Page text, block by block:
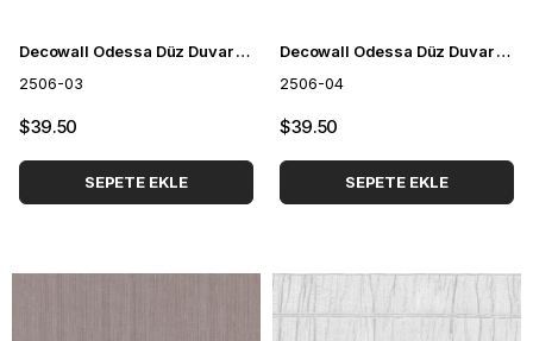
Decowall Odessa Düz Duvar Kağıdı 2506-03
2506-03
$39.50
SEPETE EKLE
Decowall Odessa Düz Duvar Kağıdı 2506-04
2506-04
$39.50
SEPETE EKLE